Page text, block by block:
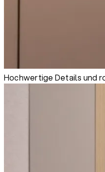
Hochwertige Details und